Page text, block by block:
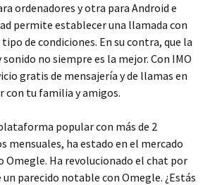
ordenadores y otra para Android e
permite establecer una llamada con
de condiciones. En su contra, que la
no siempre es la mejor. Con IMO
gratis de mensajería y de llamas en
con tu familia y amigos.
popular con más de 2
mensuales, ha estado en el mercado
Ha revolucionado el chat por
parecido notable con Omegle. ¿Estás